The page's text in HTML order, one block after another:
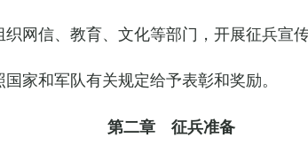
网信、教育、文化等部门，开展征兵宣
家和军队有关规定给予表彰和奖励。
第二章 征兵准备